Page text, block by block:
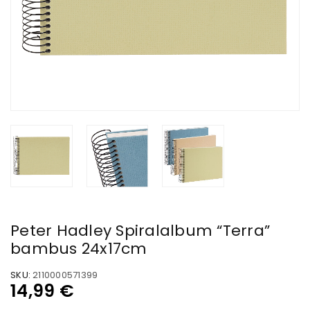
Peter Hadley Spiralalbum “Terra”
bambus 24x17cm
SKU: 2110000571399
14,99 €